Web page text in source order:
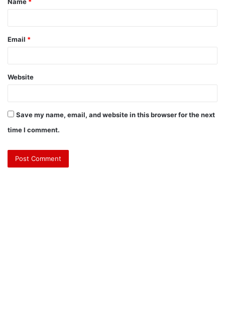
Email *
Website
Save my name, email, and website in this browser for the next
time I comment.